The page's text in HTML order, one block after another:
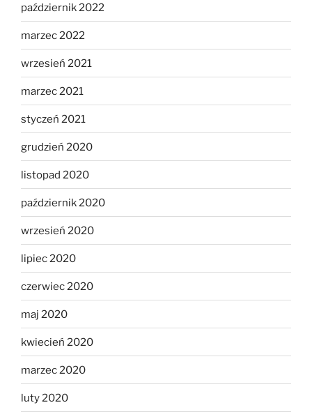
październik 2022
marzec 2022
wrzesień 2021
marzec 2021
styczeń 2021
grudzień 2020
listopad 2020
październik 2020
wrzesień 2020
lipiec 2020
czerwiec 2020
maj 2020
kwiecień 2020
marzec 2020
luty 2020